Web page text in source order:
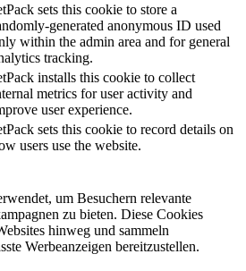
sets this cookie to store a
generated anonymous ID used
within the admin area and for general
tracking.
installs this cookie to collect
metrics for user activity and
user experience.
sets this cookie to record details on
users use the website.
um Besuchern relevante
zu bieten. Diese Cookies
hinweg und sammeln
Werbeanzeigen bereitzustellen.